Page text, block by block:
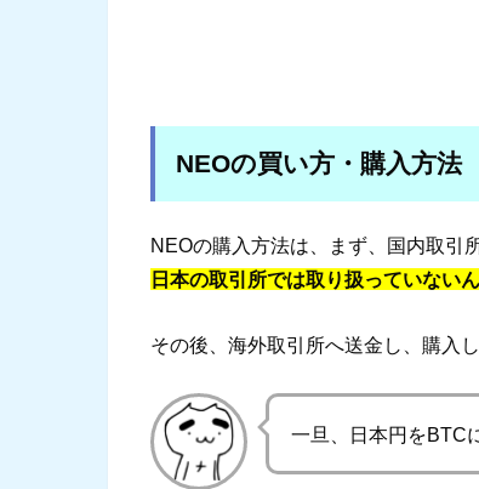
NEOの買い方・購入方法
NEOの購入方法は、まず、国内取引
日本の取引所では取り扱っていないん
その後、海外取引所へ送金し、購入し
一旦、日本円をBTC